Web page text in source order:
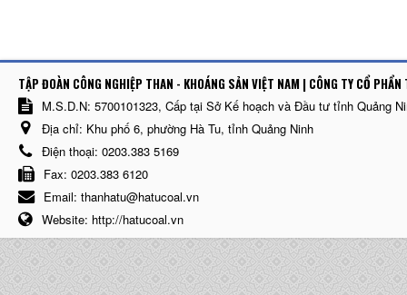
TẬP ĐOÀN CÔNG NGHIỆP THAN - KHOÁNG SẢN VIỆT NAM | CÔNG TY CỔ
M.S.D.N: 5700101323, Cấp tại Sở Kế hoạch và Đầu tư tỉnh Quảng
Địa chỉ: Khu phố 6, phường Hà Tu, tỉnh Quảng Ninh
Điện thoại: 0203.383 5169
Fax: 0203.383 6120
Email: thanhatu@hatucoal.vn
Website: http://hatucoal.vn